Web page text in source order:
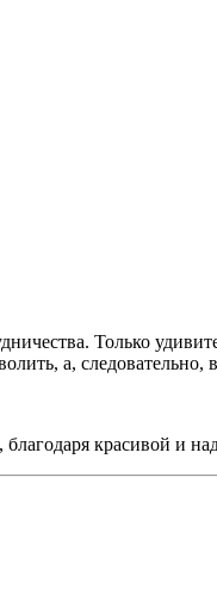
Только
а,
красивой и